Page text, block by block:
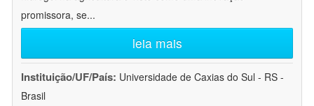
promissora, se...
leia mais
Instituição/UF/País: Universidade de Caxias do Sul - RS -
Brasil